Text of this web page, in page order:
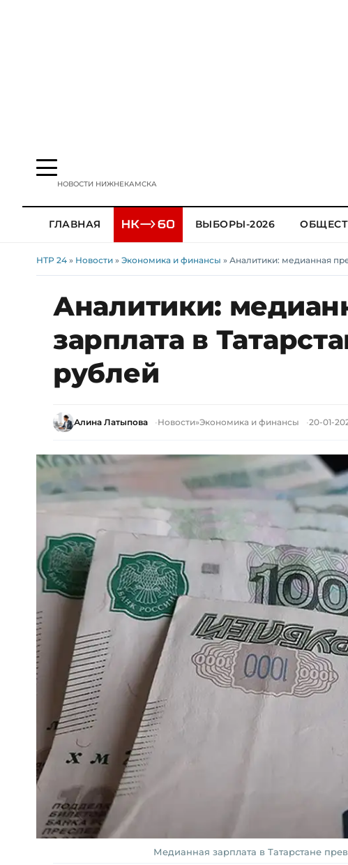
НОВОСТИ НИЖНЕКАМСКА
ГЛАВНАЯ ВЫБОРЫ-2026
НТР 24 » Новости » Экономика и финансы » Аналитики: медианная
Аналитики:
зарплата в
рублей
Алина Латыпова Новости»Экономика и финансы 20-01-
Медианная зарплата в Татарстане